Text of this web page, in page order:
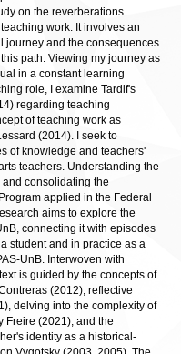
on the reverberations
work. It involves an
journey and the consequences
path. Viewing my journey as
in a constant learning
role, I examine Tardif's
regarding teaching
of teaching work as
(2014). I seek to
of knowledge and teachers'
teachers. Understanding the
consolidating the
applied in the Federal
aims to explore the
connecting it with episodes
student and in practice as a
UnB. Interwoven with
is guided by the concepts of
(2012), reflective
delving into the complexity of
Freire (2021), and the
identity as a historical-